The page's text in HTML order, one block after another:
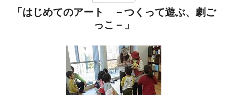
「はじめてのアート －つくって遊ぶ、劇ご
っこ－」